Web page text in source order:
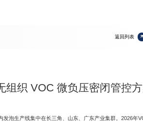
返回列表
组织 VOC 微负压密闭管控
泡生产线集中在长三角、山东、广东产业集群。2026年